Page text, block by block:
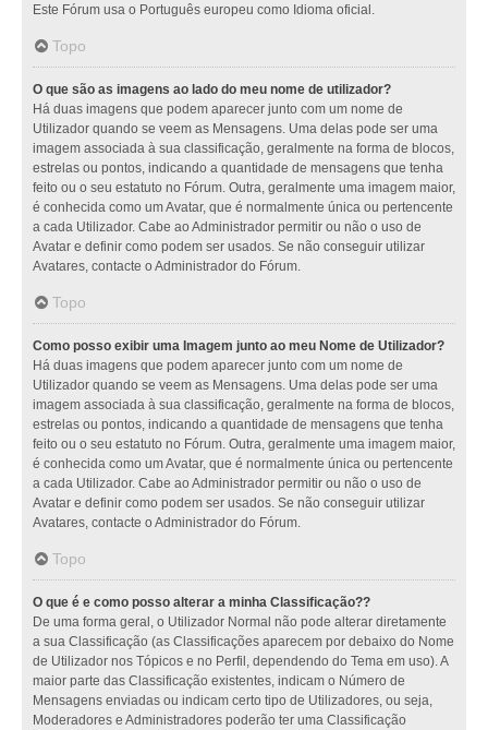
Este Fórum usa o Português europeu como Idioma oficial.
Topo
O que são as imagens ao lado do meu nome de utilizador?
Há duas imagens que podem aparecer junto com um nome de
Utilizador quando se veem as Mensagens. Uma delas pode ser uma
imagem associada à sua classificação, geralmente na forma de blocos,
estrelas ou pontos, indicando a quantidade de mensagens que tenha
feito ou o seu estatuto no Fórum. Outra, geralmente uma imagem maior,
é conhecida como um Avatar, que é normalmente única ou pertencente
a cada Utilizador. Cabe ao Administrador permitir ou não o uso de
Avatar e definir como podem ser usados. Se não conseguir utilizar
Avatares, contacte o Administrador do Fórum.
Topo
Como posso exibir uma Imagem junto ao meu Nome de Utilizador?
Há duas imagens que podem aparecer junto com um nome de
Utilizador quando se veem as Mensagens. Uma delas pode ser uma
imagem associada à sua classificação, geralmente na forma de blocos,
estrelas ou pontos, indicando a quantidade de mensagens que tenha
feito ou o seu estatuto no Fórum. Outra, geralmente uma imagem maior,
é conhecida como um Avatar, que é normalmente única ou pertencente
a cada Utilizador. Cabe ao Administrador permitir ou não o uso de
Avatar e definir como podem ser usados. Se não conseguir utilizar
Avatares, contacte o Administrador do Fórum.
Topo
O que é e como posso alterar a minha Classificação??
De uma forma geral, o Utilizador Normal não pode alterar diretamente
a sua Classificação (as Classificações aparecem por debaixo do Nome
de Utilizador nos Tópicos e no Perfil, dependendo do Tema em uso). A
maior parte das Classificação existentes, indicam o Número de
Mensagens enviadas ou indicam certo tipo de Utilizadores, ou seja,
Moderadores e Administradores poderão ter uma Classificação